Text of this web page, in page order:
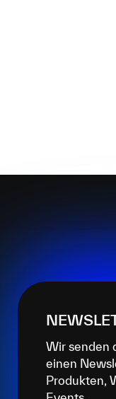
Wir senden
einen
Produkten,